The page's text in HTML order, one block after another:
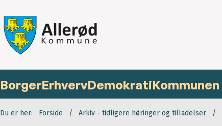
BorgerErhvervDemokratiKommunen
Du er her: Forside Arkiv - tidligere høringer og tilladelser